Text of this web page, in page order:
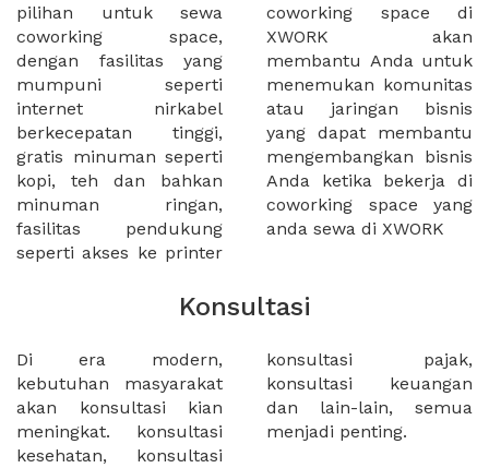
pilihan untuk sewa
coworking space,
dengan fasilitas yang
mumpuni seperti
internet nirkabel
berkecepatan tinggi,
gratis minuman seperti
kopi, teh dan bahkan
minuman ringan,
fasilitas pendukung
seperti akses ke printer
coworking space di
XWORK akan
membantu Anda untuk
menemukan komunitas
atau jaringan bisnis
yang dapat membantu
mengembangkan bisnis
Anda ketika bekerja di
coworking space yang
anda sewa di XWORK
Konsultasi
Di era modern,
kebutuhan masyarakat
akan konsultasi kian
meningkat. konsultasi
kesehatan, konsultasi
konsultasi pajak,
konsultasi keuangan
dan lain-lain, semua
menjadi penting.